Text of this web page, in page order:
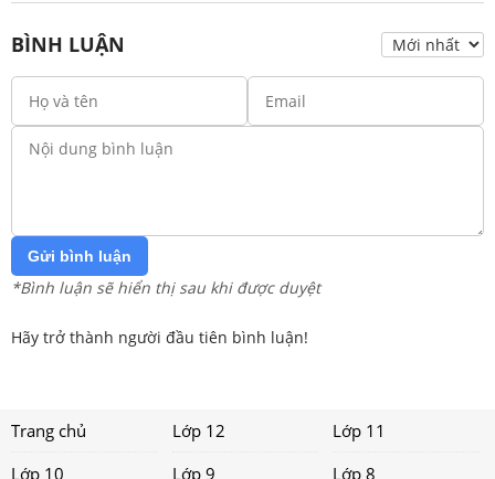
BÌNH LUẬN
Gửi bình luận
*Bình luận sẽ hiển thị sau khi được duyệt
Hãy trở thành người đầu tiên bình luận!
Trang chủ Lớp 12
Lớp 11
Lớp 10
Lớp 9
Lớp 8